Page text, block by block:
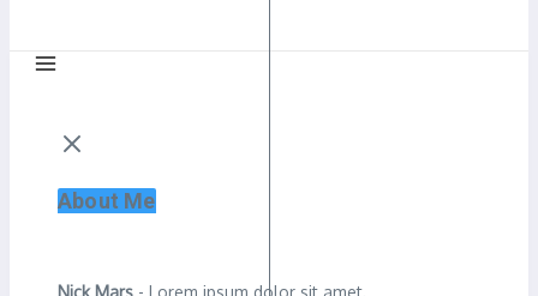
About Me
Nick Mars - Lorem ipsum dolor sit amet,